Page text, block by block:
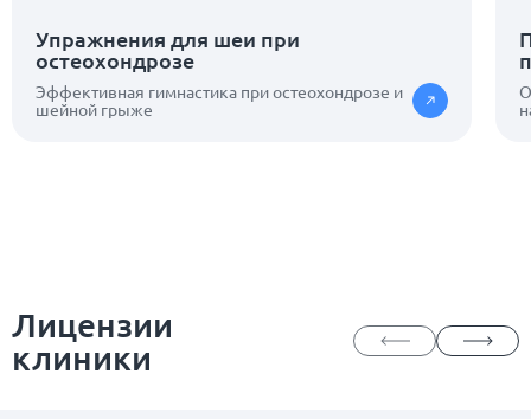
Упражнения для шеи при
остеохондрозе
Эффективная гимнастика при остеохондрозе и
шейной грыже
Лицензии
клиники